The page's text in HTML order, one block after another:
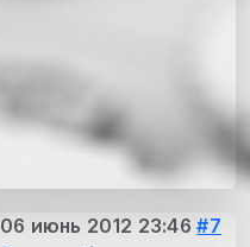
06 июнь 2012 23:46 #7